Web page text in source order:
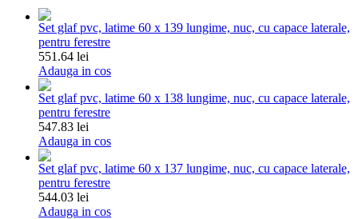
Set glaf pvc, latime 60 x 139 lungime, nuc, cu capace laterale,
pentru ferestre
551.64 lei
Adauga in cos
Set glaf pvc, latime 60 x 138 lungime, nuc, cu capace laterale,
pentru ferestre
547.83 lei
Adauga in cos
Set glaf pvc, latime 60 x 137 lungime, nuc, cu capace laterale,
pentru ferestre
544.03 lei
Adauga in cos